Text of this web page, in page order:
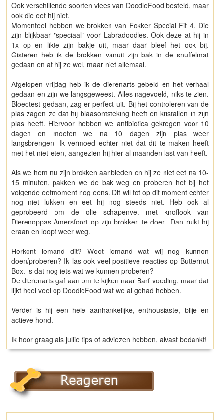
Ook verschillende soorten vlees van DoodleFood besteld, maar
ook die eet hij niet.
Momenteel hebben we brokken van Fokker Special Fit 4. Die
zijn blijkbaar "speciaal" voor Labradoodles. Ook deze at hij in
1x op en likte zijn bakje uit, maar daar bleef het ook bij.
Gisteren heb ik de brokken vanuit zijn bak in de snuffelmat
gedaan en at hij ze wel, maar niet allemaal.
Afgelopen vrijdag heb ik de dierenarts gebeld en het verhaal
gedaan en zijn we langsgeweest. Alles nagevoeld, niks te zien.
Bloedtest gedaan, zag er perfect uit. Bij het controleren van de
plas zagen ze dat hij blaasontsteking heeft en kristallen in zijn
plas heeft. Hiervoor hebben we antibiotica gekregen voor 10
dagen en moeten we na 10 dagen zijn plas weer
langsbrengen. Ik vermoed echter niet dat dit te maken heeft
met het niet-eten, aangezien hij hier al maanden last van heeft.
Als we hem nu zijn brokken aanbieden en hij ze niet eet na 10-
15 minuten, pakken we de bak weg en proberen het bij het
volgende eetmoment nog eens. Dit wil tot op dit moment echter
nog niet lukken en eet hij nog steeds niet. Heb ook al
geprobeerd om de olie schapenvet met knoflook van
Dierenoppas Amersfoort op zijn brokken te doen. Dan ruikt hij
eraan en loopt weer weg.
Herkent iemand dit? Weet iemand wat wij nog kunnen
doen/proberen? Ik las ook veel positieve reacties op Butternut
Box. Is dat nog iets wat we kunnen proberen?
De dierenarts gaf aan om te kijken naar Barf voeding, maar dat
lijkt heel veel op DoodleFood wat we al gehad hebben.
Verder is hij een hele aanhankelijke, enthousiaste, blije en
actieve hond.
Ik hoor graag als jullie tips of adviezen hebben, alvast bedankt!